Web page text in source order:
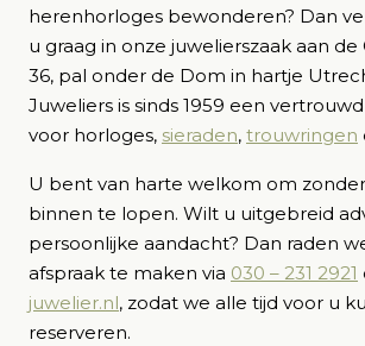
herenhorloges bewonderen? Dan
u graag in onze juwelierszaak aan de
36, pal onder de Dom in hartje
Juweliers is sinds 1959 een
voor horloges, sieraden, trouwringen
U bent van harte welkom om
binnen te lopen. Wilt u uitgebreid
persoonlijke aandacht? Dan raden
afspraak te maken via 030 – 231 2921
juwelier.nl, zodat we alle tijd voor u
reserveren.